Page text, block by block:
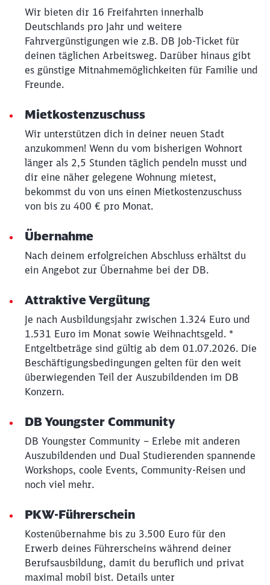
Wir bieten dir 16 Freifahrten innerhalb
Deutschlands pro Jahr und weitere
Fahrvergünstigungen wie z.B. DB Job-Ticket für
deinen täglichen Arbeitsweg. Darüber hinaus gibt
es günstige Mitnahmemöglichkeiten für Familie und
Freunde.
Mietkostenzuschuss
Wir unterstützen dich in deiner neuen Stadt
anzukommen! Wenn du vom bisherigen Wohnort
länger als 2,5 Stunden täglich pendeln musst und
dir eine näher gelegene Wohnung mietest,
bekommst du von uns einen Mietkostenzuschuss
von bis zu 400 € pro Monat.
Übernahme
Nach deinem erfolgreichen Abschluss erhältst du
ein Angebot zur Übernahme bei der DB.
Attraktive Vergütung
Je nach Ausbildungsjahr zwischen 1.324 Euro und
1.531 Euro im Monat sowie Weihnachtsgeld. *
Entgeltbeträge sind gültig ab dem 01.07.2026. Die
Beschäftigungsbedingungen gelten für den weit
überwiegenden Teil der Auszubildenden im DB
Konzern.
DB Youngster Community
DB Youngster Community – Erlebe mit anderen
Auszubildenden und Dual Studierenden spannende
Workshops, coole Events, Community-Reisen und
noch viel mehr.
PKW-Führerschein
Kostenübernahme bis zu 3.500 Euro für den
Erwerb deines Führerscheins während deiner
Berufsausbildung, damit du beruflich und privat
maximal mobil bist. Details unter
Schließen
Möchten Sie zu weitergeleitet
werden?